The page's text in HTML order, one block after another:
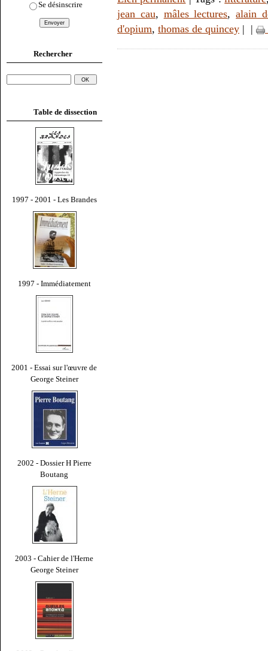
Se désinscrire
Rechercher
Table de dissection
1997 - 2001 - Les Brandes
1997 - Immédiatement
2001 - Essai sur l'œuvre de
George Steiner
2002 - Dossier H Pierre
Boutang
2003 - Cahier de l'Herne
George Steiner
jean cau, mâles lectures,alain
d'opium, thomas de quincey | |